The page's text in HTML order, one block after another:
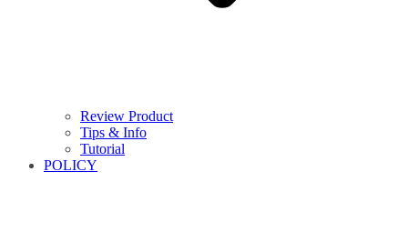
Review Product
Tips & Info
Tutorial
POLICY